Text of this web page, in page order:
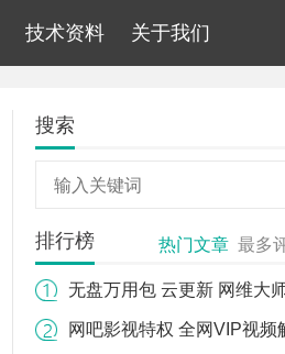
技术资料 关于我们
搜索
排行榜 热门文章 最多